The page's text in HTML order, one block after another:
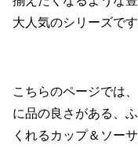
大人気のシリーズです
こちらのページでは
に品の良さがある、
くれるカップ＆ソー